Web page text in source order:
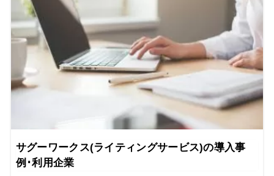
サグーワークス(ライティングサービス)の導入事
例･利用企業